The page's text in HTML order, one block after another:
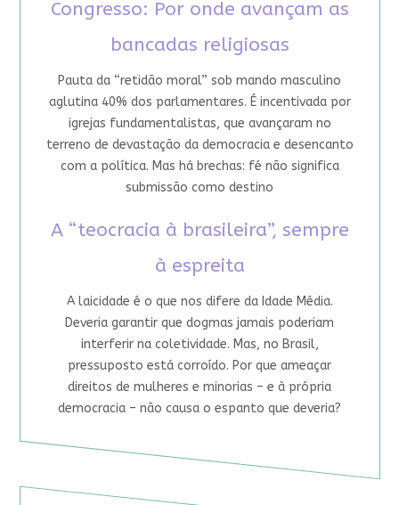
Congresso: Por onde avançam as
bancadas religiosas
Pauta da “retidão moral” sob mando masculino
aglutina 40% dos parlamentares. É incentivada por
igrejas fundamentalistas, que avançaram no
terreno de devastação da democracia e desencanto
com a política. Mas há brechas: fé não significa
submissão como destino
A “teocracia à brasileira”, sempre
à espreita
A laicidade é o que nos difere da Idade Média.
Deveria garantir que dogmas jamais poderiam
interferir na coletividade. Mas, no Brasil,
pressuposto está corroído. Por que ameaçar
direitos de mulheres e minorias – e à própria
democracia – não causa o espanto que deveria?